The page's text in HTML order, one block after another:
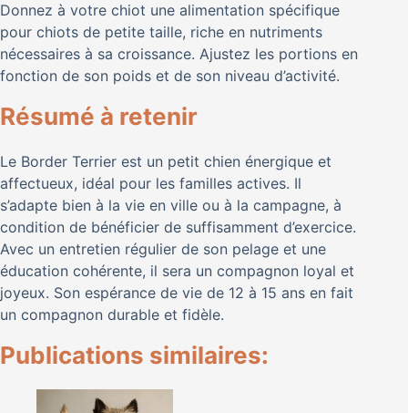
Donnez à votre chiot une alimentation spécifique
pour chiots de petite taille, riche en nutriments
nécessaires à sa croissance. Ajustez les portions en
fonction de son poids et de son niveau d’activité.
Résumé à retenir
Le Border Terrier est un petit chien énergique et
affectueux, idéal pour les familles actives. Il
s’adapte bien à la vie en ville ou à la campagne, à
condition de bénéficier de suffisamment d’exercice.
Avec un entretien régulier de son pelage et une
éducation cohérente, il sera un compagnon loyal et
joyeux. Son espérance de vie de 12 à 15 ans en fait
un compagnon durable et fidèle.
Publications similaires: